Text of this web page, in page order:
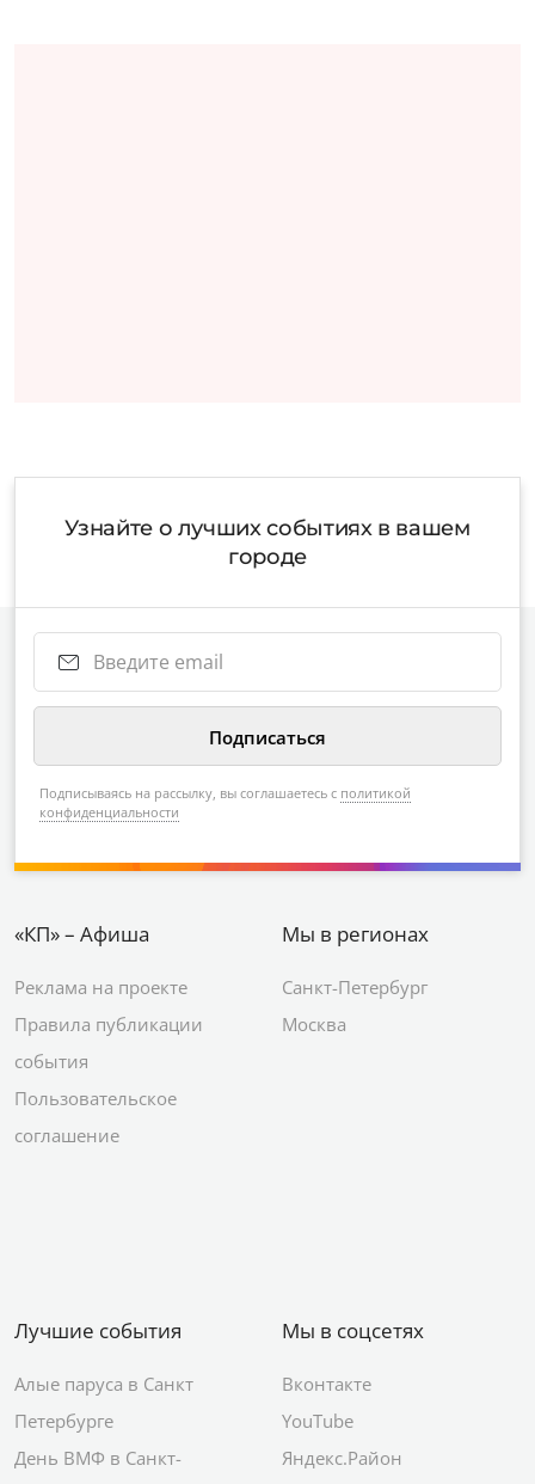
Узнайте о лучших событиях в вашем
городе
Подписываясь на рассылку, вы соглашаетесь с политикой
конфиденциальности
«КП» – Афиша
Реклама на проекте
Правила публикации
события
Пользовательское
соглашение
Мы в регионах
Санкт-Петербург
Москва
Лучшие события
Алые паруса в Санкт
Петербурге
День ВМФ в Санкт-
Мы в соцсетях
Вконтакте
YouTube
Яндекс.Район